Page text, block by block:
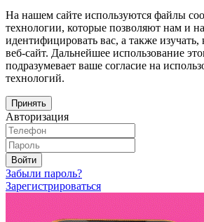
На нашем сайте используются файлы
технологии, которые позволяют нам и
идентифицировать вас, а также изучать,
веб-сайт. Дальнейшее использование
подразумевает ваше согласие на
технологий.
Принять
Авторизация
Войти
Забыли пароль?
Зарегистрироваться